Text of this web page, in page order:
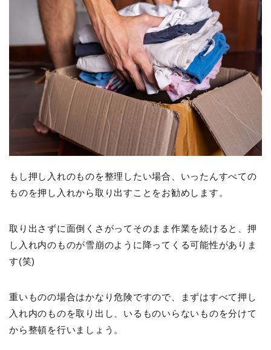
もし押し入れのものを整理したい場合、いったんすべての
ものを押し入れから取り出すことをお勧めします。
取り出さずに面倒くさがってそのまま作業を続けると、押
し入れ内のものが雪崩のように降ってくる可能性がありま
す(笑)
重いものの場合はかなり危険ですので、まずはすべて押し
入れ内のものを取り出し、いるものいらないものを分けて
から整頓を行いましょう。